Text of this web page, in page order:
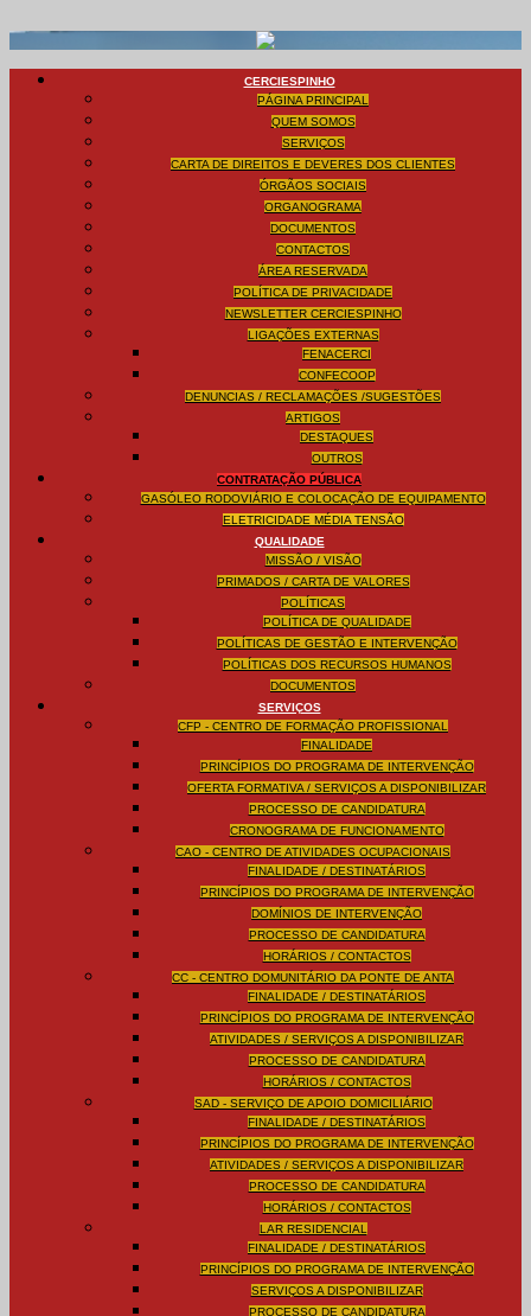
CERCIESPINHO
PÁGINA PRINCIPAL
QUEM SOMOS
SERVIÇOS
CARTA DE DIREITOS E DEVERES DOS CLIENTES
ÓRGÃOS SOCIAIS
ORGANOGRAMA
DOCUMENTOS
CONTACTOS
ÁREA RESERVADA
POLÍTICA DE PRIVACIDADE
NEWSLETTER CERCIESPINHO
LIGAÇÕES EXTERNAS
FENACERCI
CONFECOOP
DENUNCIAS / RECLAMAÇÕES /SUGESTÕES
ARTIGOS
DESTAQUES
OUTROS
CONTRATAÇÃO PÚBLICA
GASÓLEO RODOVIÁRIO E COLOCAÇÃO DE EQUIPAMENTO
ELETRICIDADE MÉDIA TENSÃO
QUALIDADE
MISSÃO / VISÃO
PRIMADOS / CARTA DE VALORES
POLÍTICAS
POLÍTICA DE QUALIDADE
POLÍTICAS DE GESTÃO E INTERVENÇÃO
POLÍTICAS DOS RECURSOS HUMANOS
DOCUMENTOS
SERVIÇOS
CFP - CENTRO DE FORMAÇÃO PROFISSIONAL
FINALIDADE
PRINCÍPIOS DO PROGRAMA DE INTERVENÇÃO
OFERTA FORMATIVA / SERVIÇOS A DISPONIBILIZAR
PROCESSO DE CANDIDATURA
CRONOGRAMA DE FUNCIONAMENTO
CAO - CENTRO DE ATIVIDADES OCUPACIONAIS
FINALIDADE / DESTINATÁRIOS
PRINCÍPIOS DO PROGRAMA DE INTERVENÇÃO
DOMÍNIOS DE INTERVENÇÃO
PROCESSO DE CANDIDATURA
HORÁRIOS / CONTACTOS
CC - CENTRO DOMUNITÁRIO DA PONTE DE ANTA
FINALIDADE / DESTINATÁRIOS
PRINCÍPIOS DO PROGRAMA DE INTERVENÇÃO
ATIVIDADES / SERVIÇOS A DISPONIBILIZAR
PROCESSO DE CANDIDATURA
HORÁRIOS / CONTACTOS
SAD - SERVIÇO DE APOIO DOMICILIÁRIO
FINALIDADE / DESTINATÁRIOS
PRINCÍPIOS DO PROGRAMA DE INTERVENÇÃO
ATIVIDADES / SERVIÇOS A DISPONIBILIZAR
PROCESSO DE CANDIDATURA
HORÁRIOS / CONTACTOS
LAR RESIDENCIAL
FINALIDADE / DESTINATÁRIOS
PRINCÍPIOS DO PROGRAMA DE INTERVENÇÃO
SERVIÇOS A DISPONIBILIZAR
PROCESSO DE CANDIDATURA